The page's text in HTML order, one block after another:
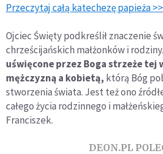
Przeczytaj całą katechezę papieża
Ojciec Święty podkreślił znaczenie
chrześcijańskich małżonków i
uświęcone przez Boga strzeże tej
mężczyzną a kobietą, którą Bóg
stworzenia świata. Jest też ono
całego życia rodzinnego i
Franciszek.
DEON.PL